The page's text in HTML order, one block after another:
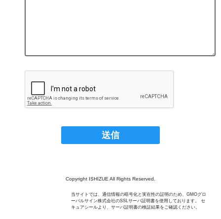
Copyright ISHIZUE All Rights Reserved.
当サイトでは、通信情報の暗号化と実在性の証明のため、GMOグロ
ーバルサイン株式会社のSSLサーバ証明書を使用しております。 セ
キュアシールより、サーバ証明書の検証結果をご確認ください。